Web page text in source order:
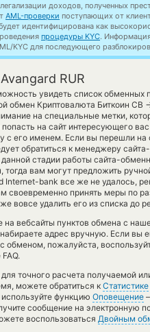
доходов, полученных
AML-проверки поступающих от
идентифицирована как
процедуры KYC.
KYC для последующего
RUR
увидеть список обменных
обмен Криптовалюта Биткоин СВ
на специальные метки,
попасть на сайт интересующего
с его именем. Если вы перешли на
обратиться к менеджеру
стадии работы сайта-
тогда вам могут предложить
Internet-bank все же не удалось,
своевременно принять меры по
вовсе удалить его из списка до
на вебсайты пунктов обмена с
адрес вручную. Если
обменом, пожалуйста,
для точного расчета получаемой
можете обратиться к Статистике
функцию Оповещение
сообщение на электронную
воспользоваться Двойным